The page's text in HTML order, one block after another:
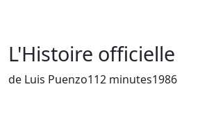
L'Histoire officielle
de Luis Puenzo112 minutes1986